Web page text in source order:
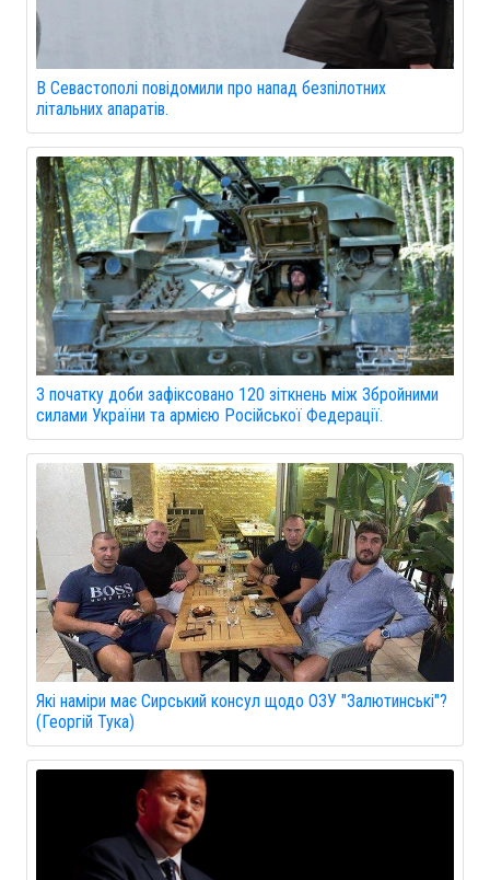
В Севастополі повідомили про напад безпілотних
літальних апаратів.
З початку доби зафіксовано 120 зіткнень між Збройними
силами України та армією Російської Федерації.
Які наміри має Сирський консул щодо ОЗУ "Залютинські"?
(Георгій Тука)